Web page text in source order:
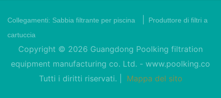
Collegamenti: Sabbia filtrante per piscina
Produttore di filtri a
cartuccia
Copyright © 2026 Guangdong Poolking filtration
equipment manufacturing co. Ltd. - www.poolking.co
Tutti i diritti riservati. |
Mappa del sito